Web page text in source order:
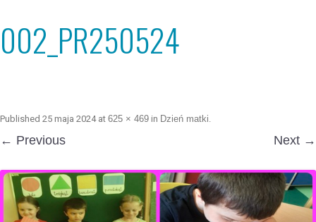
002_PR250524
Published 25 maja 2024at 625 × 469 in Dzień matki.
← Previous Next →